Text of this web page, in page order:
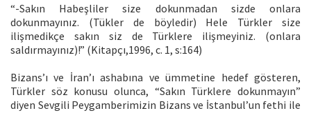
“-Sakın Habeşliler size dokunmadan sizde onlara
dokunmayınız. (Tükler de böyledir) Hele Türkler size
ilişmedikçe sakın siz de Türklere ilişmeyiniz. (onlara
saldırmayınız)!” (Kitapçı,1996, c. 1, s:164)
Bizans’ı ve İran’ı ashabına ve ümmetine hedef gösteren,
Türkler söz konusu olunca, “Sakın Türklere dokunmayın”
diyen Sevgili Peygamberimizin Bizans ve İstanbul’un fethi ile